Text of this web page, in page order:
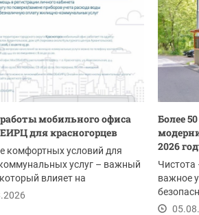
мобильного офиса
для красногорцев
комфортных условий для
услуг – важный
влияет на
Более
2026
Чистота
важное
этим